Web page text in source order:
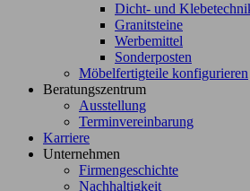
Dicht- und
Granitsteine
Werbemittel
Sonderposten
Möbelfertigteile konfigurieren
Beratungszentrum
Ausstellung
Terminvereinbarung
Karriere
Unternehmen
Firmengeschichte
Nachhaltigkeit